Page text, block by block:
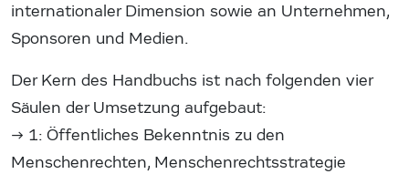
internationaler Dimension sowie an Unternehmen,
Sponsoren und Medien.
Der Kern des Handbuchs ist nach folgenden vier
Säulen der Umsetzung aufgebaut:
→ 1: Öffentliches Bekenntnis zu den
Menschenrechten, Menschenrechtsstrategie